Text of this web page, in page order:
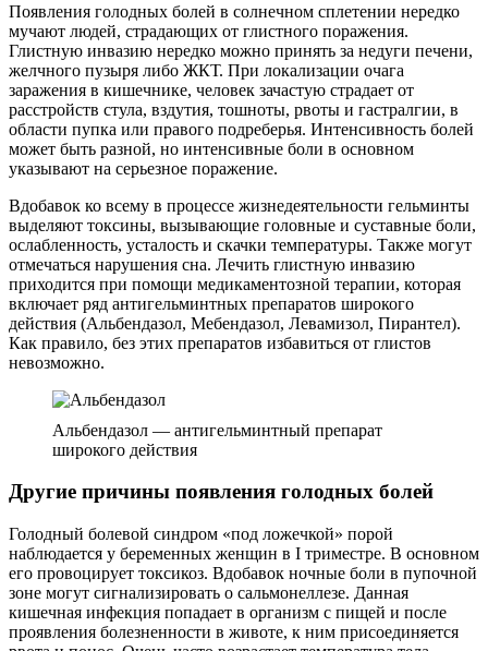
Появления голодных болей в солнечном сплетении нередко
мучают людей, страдающих от глистного поражения.
Глистную инвазию нередко можно принять за недуги печени,
желчного пузыря либо ЖКТ. При локализации очага
заражения в кишечнике, человек зачастую страдает от
расстройств стула, вздутия, тошноты, рвоты и гастралгии, в
области пупка или правого подреберья. Интенсивность болей
может быть разной, но интенсивные боли в основном
указывают на серьезное поражение.
Вдобавок ко всему в процессе жизнедеятельности гельминты
выделяют токсины, вызывающие головные и суставные боли,
ослабленность, усталость и скачки температуры. Также могут
отмечаться нарушения сна. Лечить глистную инвазию
приходится при помощи медикаментозной терапии, которая
включает ряд антигельминтных препаратов широкого
действия (Альбендазол, Мебендазол, Левамизол, Пирантел).
Как правило, без этих препаратов избавиться от глистов
невозможно.
Альбендазол — антигельминтный препарат
широкого действия
Другие причины появления голодных болей
Голодный болевой синдром «под ложечкой» порой
наблюдается у беременных женщин в I триместре. В основном
его провоцирует токсикоз. Вдобавок ночные боли в пупочной
зоне могут сигнализировать о сальмонеллезе. Данная
кишечная инфекция попадает в организм с пищей и после
проявления болезненности в животе, к ним присоединяется